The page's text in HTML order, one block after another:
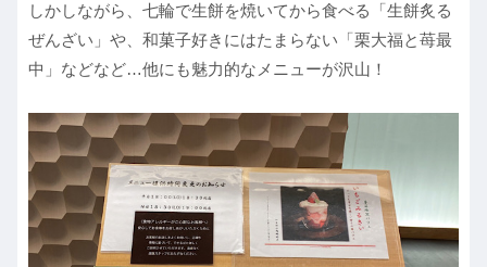
しかしながら、七輪で生餅を焼いてから食べる「生餅炙る
ぜんざい」や、和菓子好きにはたまらない「栗大福と苺最
中」などなど…他にも魅力的なメニューが沢山！